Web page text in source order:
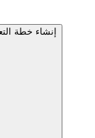
إنشاء خطة